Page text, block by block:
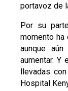
portavoz de
Por su
momento
aunque
aumentar. Y
llevadas
Hospital